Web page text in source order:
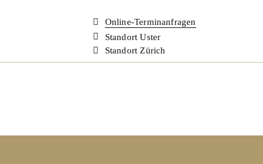
Online-Terminanfragen
Standort Uster
Standort Zürich